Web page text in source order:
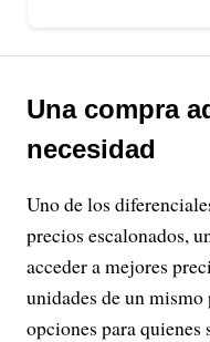
Una compra
necesidad
Uno de los
precios escalonados,
acceder a mejores
unidades de un
opciones para